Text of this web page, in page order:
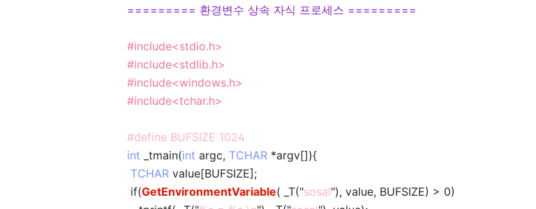
========= 환경변수 상속 자식 프로세스 =========
#include<stdio.h>
#include<stdlib.h>
#include<windows.h>
#include<tchar.h>
#define BUFSIZE 1024
int _tmain(int argc, TCHAR *argv[]){
TCHAR value[BUFSIZE];
if(GetEnvironmentVariable( _T("sosal"), value, BUFSIZE) > 0)